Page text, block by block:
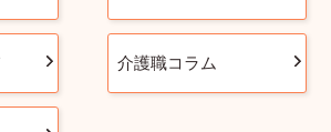
介護職コラム